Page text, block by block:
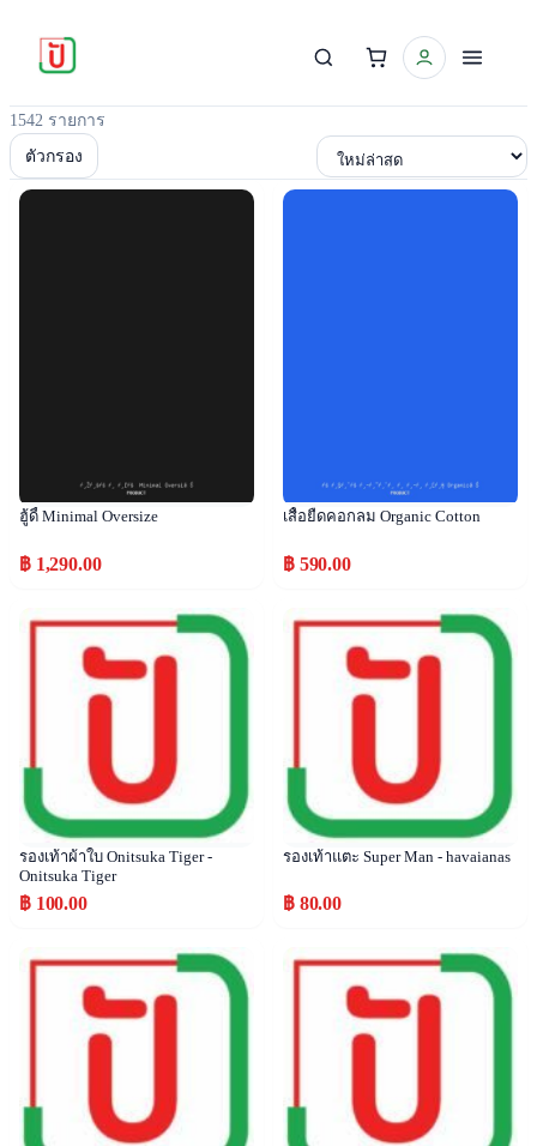
1542 รายการ
ตัวกรอง เรียงตาม
ฮู้ดี้ Minimal Oversize
฿ 1,290.00
เสื้อยืดคอกลม Organic Cotton
฿ 590.00
Popular
รองเท้าผ้าใบ Onitsuka Tiger -
Onitsuka Tiger
฿ 100.00
Popular
รองเท้าแตะ Super Man - havaianas
฿ 80.00
Popular Popular